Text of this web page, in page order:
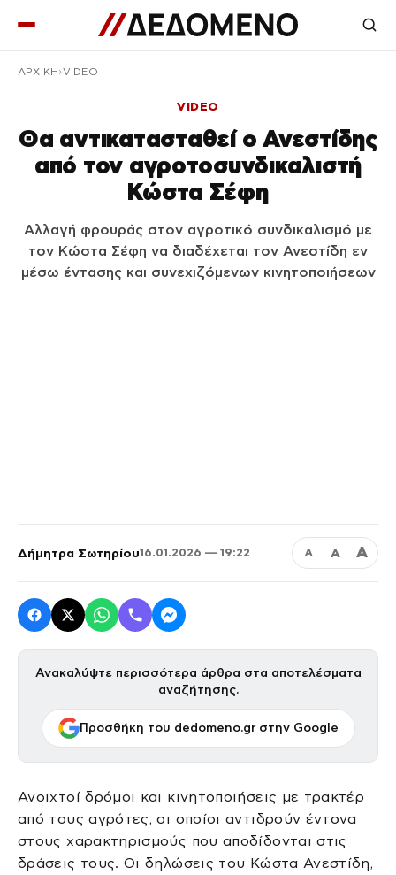
ΑΡΧΙΚΉ VIDEO
VIDEO
Θα αντικατασταθεί ο Ανεστίδης
από τον αγροτοσυνδικαλιστή
Κώστα Σέφη
Αλλαγή φρουράς στον αγροτικό συνδικαλισμό με
τον Κώστα Σέφη να διαδέχεται τον Ανεστίδη εν
μέσω έντασης και συνεχιζόμενων κινητοποιήσεων
Δήμητρα Σωτηρίου16.01.2026 — 19:22 Α Α Α
Ανακαλύψτε περισσότερα άρθρα στα αποτελέσματα
αναζήτησης.
Προσθήκη του dedomeno.gr στην Google
Ανοιχτοί δρόμοι και κινητοποιήσεις με τρακτέρ
από τους αγρότες, οι οποίοι αντιδρούν έντονα
στους χαρακτηρισμούς που αποδίδονται στις
δράσεις τους. Οι δηλώσεις του Κώστα Ανεστίδη,